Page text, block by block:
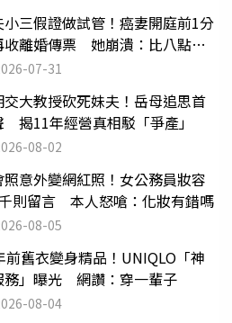
小三假證做試管！癌妻開庭前1分
收離婚傳票 她崩潰：比八點檔
07-31
交大教授砍死妹夫！岳母追思首
揭11年經營真相駁「爭產」
08-02
照意外變網紅照！女公務員妝容
則留言 本人怒嗆：化妝有錯嗎
08-05
前舊衣變身精品！UNIQLO「神
務」曝光 網讚：穿一輩子
08-04